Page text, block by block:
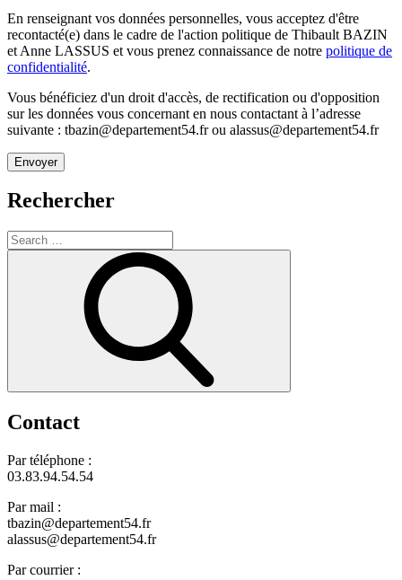
En renseignant vos données personnelles, vous acceptez d'être
recontacté(e) dans le cadre de l'action politique de Thibault BAZIN
et Anne LASSUS et vous prenez connaissance de notre politique de
confidentialité.
Vous bénéficiez d'un droit d'accès, de rectification ou d'opposition
sur les données vous concernant en nous contactant à l’adresse
suivante : tbazin@departement54.fr ou alassus@departement54.fr
Rechercher
Search
for:
Contact
Par téléphone :
03.83.94.54.54
Par mail :
tbazin@departement54.fr
alassus@departement54.fr
Par courrier :